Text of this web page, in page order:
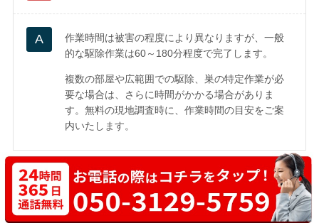
作業時間は被害の程度により異なりますが、一般
的な駆除作業は60～180分程度で完了します。
複数の部屋や広範囲での駆除、巣の特定作業が必
要な場合は、さらに時間がかかる場合がありま
す。無料の現地調査時に、作業時間の目安をご案
内いたします。
どのような害虫に対応していますか？